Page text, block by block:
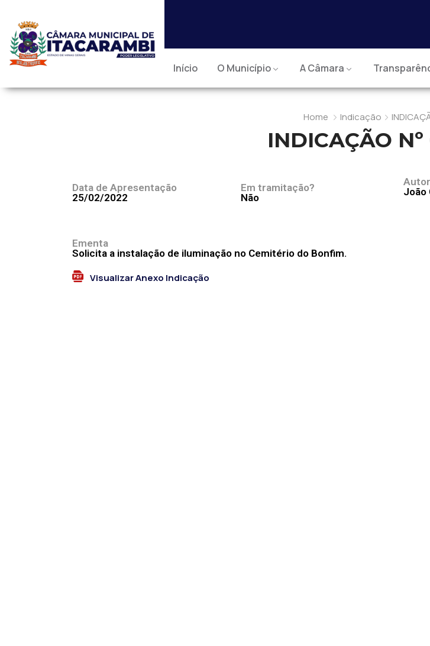
Início O Município A Câmara
Home Indicação
INDICAÇÃO
Data de Apresentação
25/02/2022
Em tramitação?
Não
João
Ementa
Solicita a instalação de iluminação no Cemitério do Bonfim.
Visualizar Anexo Indicação